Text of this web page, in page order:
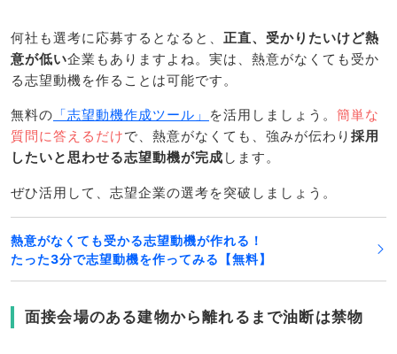
何社も選考に応募するとなると、 正直、受かりたいけど熱
意が低い企業もありますよね。実は、熱意がなくても受か
る志望動機を作ることは可能です。
無料の 「志望動機作成ツール」 を活用しましょう。 簡単な
質問に答えるだけで、熱意がなくても、強みが伝わり 採用
したいと思わせる志望動機が完成 します。
ぜひ活用して、志望企業の選考を突破しましょう。
熱意がなくても受かる志望動機が作れる！
たった3分で志望動機を作ってみる【無料】
面接会場のある建物から離れるまで油断は禁物